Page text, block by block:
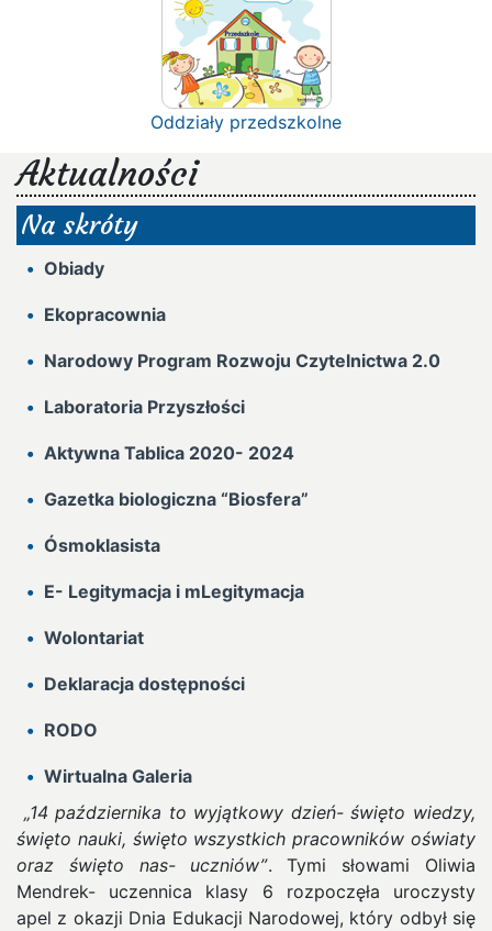
Oddziały przedszkolne
Aktualności
Na skróty
Obiady
Ekopracownia
Narodowy Program Rozwoju Czytelnictwa 2.0
Laboratoria Przyszłości
Aktywna Tablica 2020- 2024
Gazetka biologiczna “Biosfera”
Ósmoklasista
E- Legitymacja i mLegitymacja
Wolontariat
Deklaracja dostępności
RODO
Wirtualna Galeria
„14 października to wyjątkowy dzień- święto wiedzy,
święto nauki, święto wszystkich pracowników oświaty
oraz święto nas- uczniów”. Tymi słowami Oliwia
Mendrek- uczennica klasy 6 rozpoczęła uroczysty
apel z okazji Dnia Edukacji Narodowej, który odbył się